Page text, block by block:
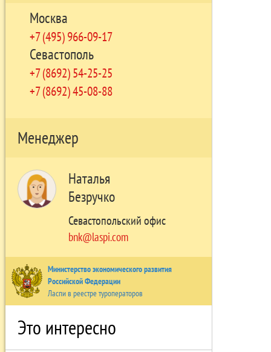
Москва
+7 (495) 966-09-17
Севастополь
+7 (8692) 54-25-25
+7 (8692) 45-08-88
Менеджер
Наталья
Безручко
Севастопольский офис
bnk@laspi.com
Министерство экономического развития
Российской Федерации
Ласпи в реестре туроператоров
Это интересно